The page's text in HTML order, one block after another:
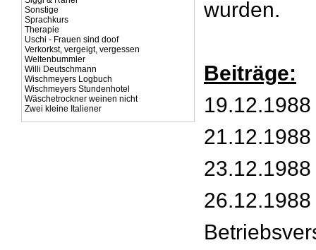
Sonstige
Sprachkurs
Therapie
Uschi - Frauen sind doof
Verkorkst, vergeigt, vergessen
Weltenbummler
Willi Deutschmann
Wischmeyers Logbuch
Wischmeyers Stundenhotel
Wäschetrockner weinen nicht
Zwei kleine Italiener
wurden.
Beiträge: